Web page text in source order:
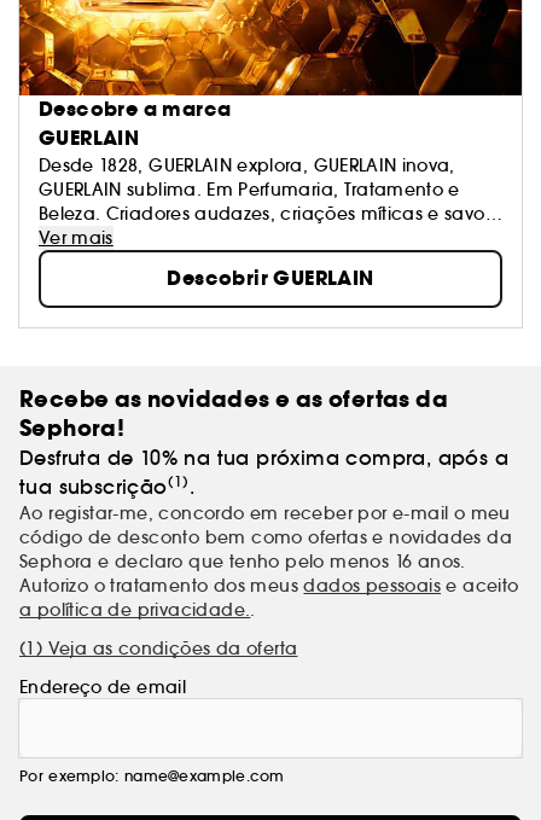
Descobre a marca
GUERLAIN
Desde 1828, GUERLAIN explora, GUERLAIN inova,
GUERLAIN sublima. Em Perfumaria, Tratamento e
Beleza. Criadores audazes, criações míticas e savoir-
faire intemporal. A Cultura da Beleza, é a sua
assinatura. Dia após dia, GUERLAIN trabalha
incessantemente para sublimar a beleza feminina.
Uma promessa de uma beleza alegre e radiante,
uma filosofia que toma forma na Maison Guerlain 68
Ver mais
Descobrir GUERLAIN
Recebe as novidades e as ofertas da
Sephora!
Desfruta de 10% na tua próxima compra, após a
tua subscrição(1) .
Ao registar-me, concordo em receber por e-mail o meu
código de desconto bem como ofertas e novidades da
Sephora e declaro que tenho pelo menos 16 anos.
Autorizo o tratamento dos meusdados pessoais e aceito
a política de privacidade..
(1) Veja as condições da oferta
Endereço de email
Por exemplo: name@example.com